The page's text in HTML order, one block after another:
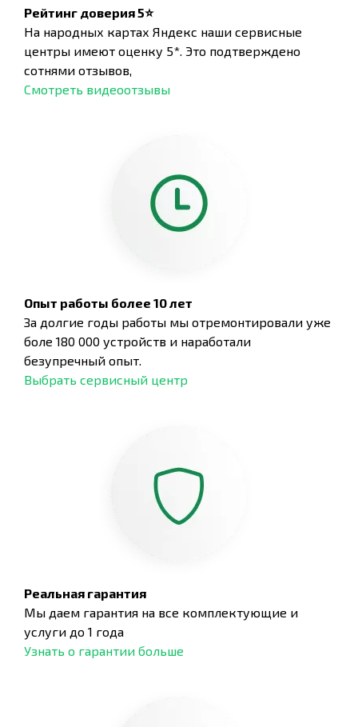
Рейтинг доверия 5⭐
На народных картах Яндекс наши сервисные
центры имеют оценку 5*. Это подтверждено
сотнями отзывов,
Смотреть видеоотзывы
Опыт работы более 10 лет
За долгие годы работы мы отремонтировали уже
боле 180 000 устройств и наработали
безупречный опыт.
Выбрать сервисный центр
Реальная гарантия
Мы даем гарантия на все комплектующие и
услуги до 1 года
Узнать о гарантии больше